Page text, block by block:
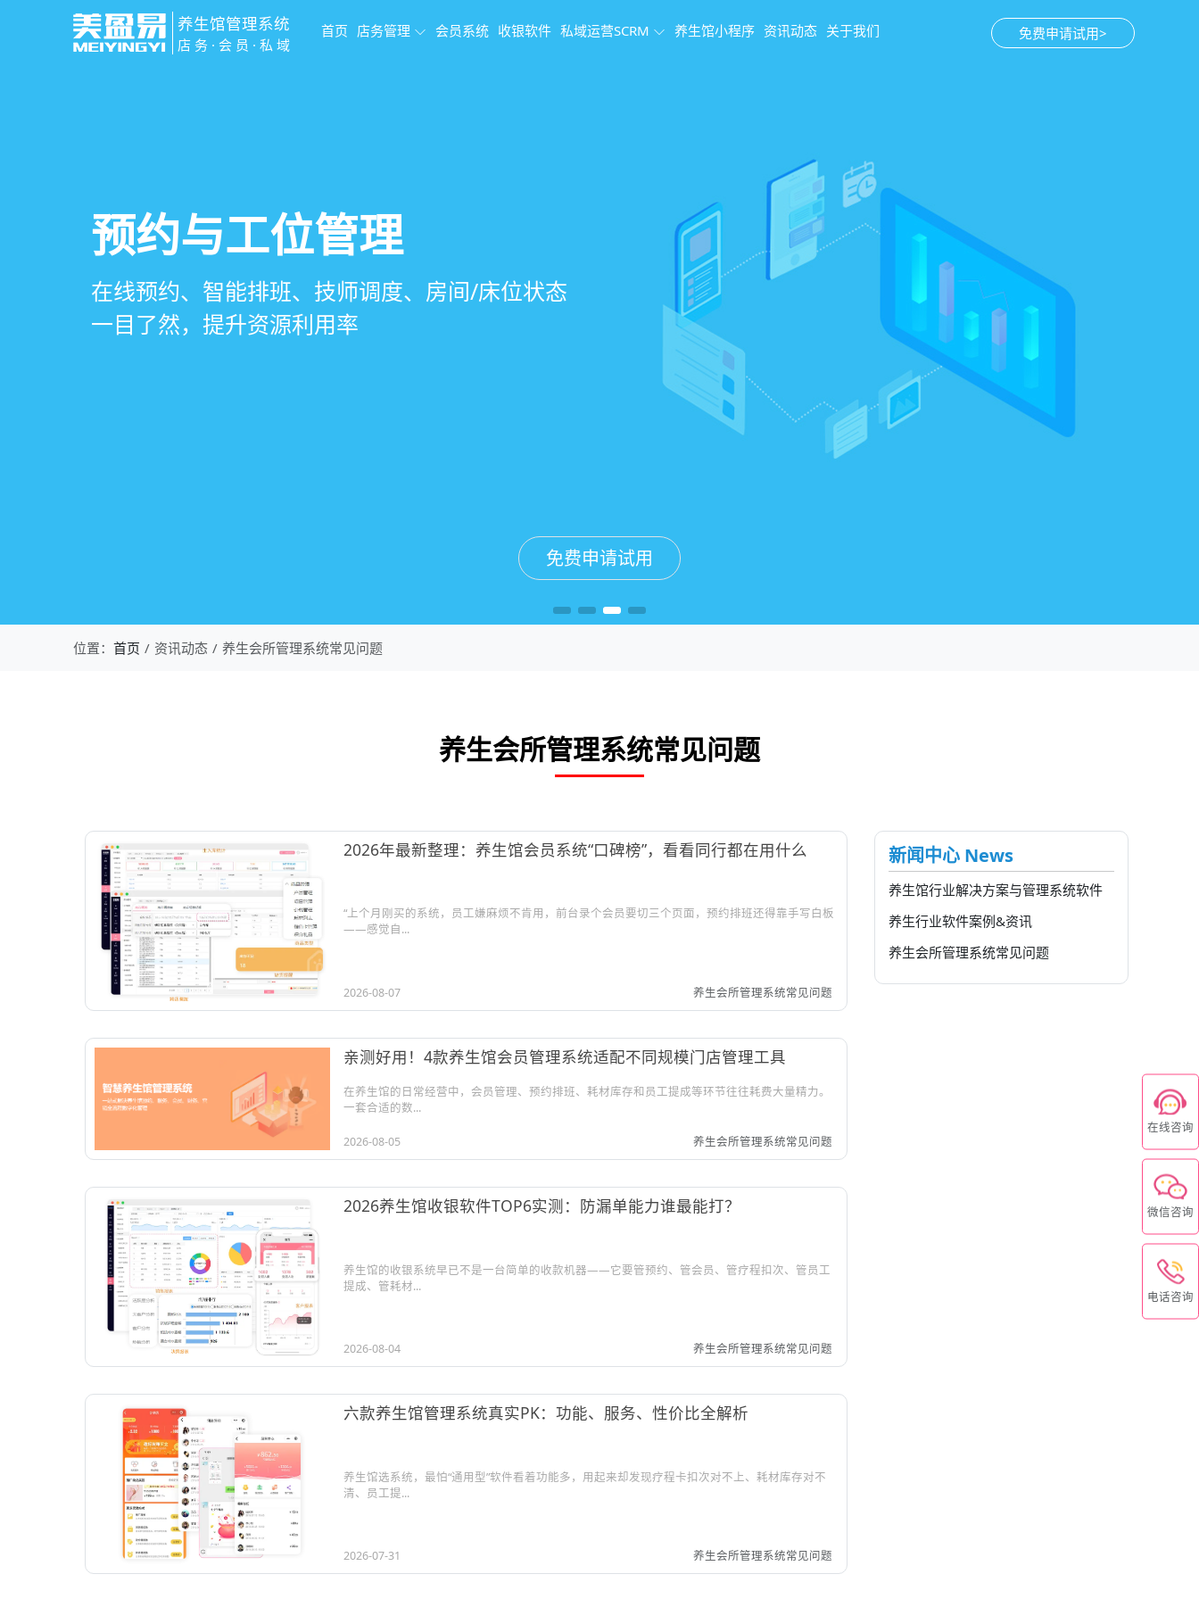
养生馆管理系统
店务·会员·私域
免费申请试用>
首页 店务管理 会员系统 收银软件 私域运营SCRM 养生馆小程序 资讯动态 关于我们
智慧养生馆管理系统
一站式解决养生馆预约、服务、会员、财务、营
销全流程数字化管理
免费申请试用
会员营销&锁客
会员积分、套餐定制、精准营销、客户关怀，提
升复购率与客单价
免费申请试用
预约与工位管理
在线预约、智能排班、技师调度、房间/床位状态
一目了然，提升资源利用率
免费申请试用
健康档案与效果追踪
客户体质记录、服务方案执行、效果对比，数据
化展示服务价值
免费申请试用
位置： 首页 资讯动态 养生会所管理系统常见问题
养生会所管理系统常见问题
2026年最新整理：养生馆会员系统“口碑榜”，看看同行都在用什么
“上个月刚买的系统，员工嫌麻烦不肯用，前台录个会员要切三个页面，预约排班还得靠手写白板
——感觉自...
2026-08-07 养生会所管理系统常见问题
亲测好用！4款养生馆会员管理系统适配不同规模门店管理工具
在养生馆的日常经营中，会员管理、预约排班、耗材库存和员工提成等环节往往耗费大量精力。
一套合适的数...
2026-08-05 养生会所管理系统常见问题
2026养生馆收银软件TOP6实测：防漏单能力谁最能打？
养生馆的收银系统早已不是一台简单的收款机器——它要管预约、管会员、管疗程扣次、管员工
提成、管耗材...
2026-08-04 养生会所管理系统常见问题
六款养生馆管理系统真实PK：功能、服务、性价比全解析
养生馆选系统，最怕“通用型”软件看着功能多，用起来却发现疗程卡扣次对不上、耗材库存对不
清、员工提...
2026-07-31 养生会所管理系统常见问题
新闻中心 News
养生馆行业解决方案与管理系统软件
养生行业软件案例&资讯
养生会所管理系统常见问题
在线咨询
微信咨询
电话咨询